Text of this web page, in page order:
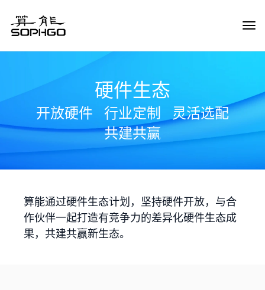
硬件生态
开放硬件 行业定制
灵活选配
共建共赢
算能通过硬件生态计划，坚持硬件开放，与合
作伙伴一起打造有竞争力的差异化硬件生态成
果，共建共赢新生态。